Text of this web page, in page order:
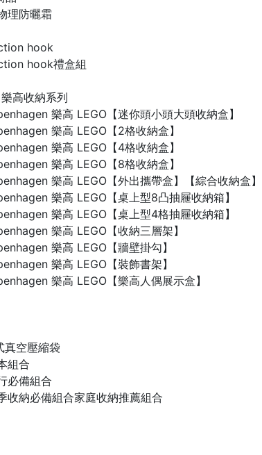
理防曬霜
hook
hook禮盒組
高收納系列
樂高 LEGO【迷你頭小頭大頭收納盒】
樂高 LEGO【2格收納盒】
樂高 LEGO【4格收納盒】
樂高 LEGO【8格收納盒】
樂高 LEGO【外出攜帶盒】【綜合收納盒】
樂高 LEGO【桌上型8凸抽屜收納箱】
樂高 LEGO【桌上型4格抽屜收納箱】
樂高 LEGO【收納三層架】
樂高 LEGO【牆壁掛勾】
樂高 LEGO【裝飾書架】
樂高 LEGO【樂高人偶展示盒】
真空壓縮袋
組合
必備組合
收納必備組合家庭收納推薦組合